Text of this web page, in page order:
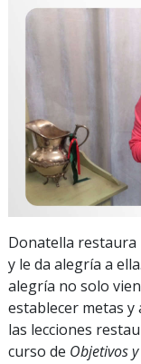
Donatella restaura
y le da alegría a
alegría no solo
establecer metas y
las lecciones
curso de Objetivos